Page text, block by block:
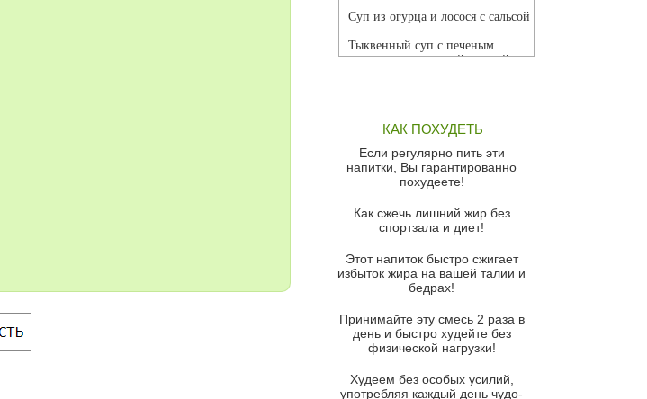
Суп из огурца и лосося с сальсой
Тыквенный суп с печеным
чесноком и томатной сальсой
красного перца
Парижский луковый суп
Суп из спаржи и горошка с
Суп-крем из цветной капусты
Французский луковый суп
Суп из баклажанов с моцареллой
Грибной крем-суп с кростини с
козьим сыром
Суп мисо с зеленым луком и
тофу
КАК ПОХУДЕТЬ
Если регулярно пить эти
напитки, Вы гарантированно
похудеете!
Как сжечь лишний жир без
спортзала и диет!
Этот напиток быстро сжигает
избыток жира на вашей талии и
бедрах!
Принимайте эту смесь 2 раза в
день и быстро худейте без
физической нагрузки!
Худеем без особых усилий,
употребляя каждый день чудо-